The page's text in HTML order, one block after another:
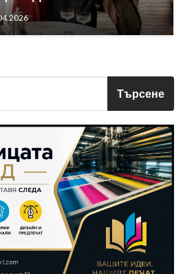
Търсене